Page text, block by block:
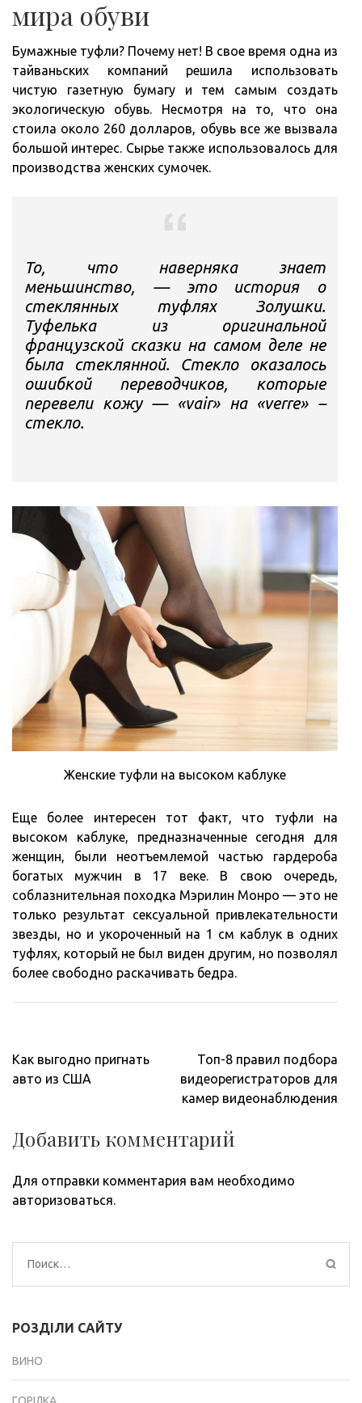
мира обуви
Бумажные туфли? Почему нет! В свое время одна из
тайваньских компаний решила использовать
чистую газетную бумагу и тем самым создать
экологическую обувь. Несмотря на то, что она
стоила около 260 долларов, обувь все же вызвала
большой интерес. Сырье также использовалось для
производства женских сумочек.
То, что наверняка знает
меньшинство, — это история о
стеклянных туфлях Золушки.
Туфелька из оригинальной
французской сказки на самом деле не
была стеклянной. Стекло оказалось
ошибкой переводчиков, которые
перевели кожу — «vair» на «verre» –
стекло.
Женские туфли на высоком каблуке
Еще более интересен тот факт, что туфли на
высоком каблуке, предназначенные сегодня для
женщин, были неотъемлемой частью гардероба
богатых мужчин в 17 веке. В свою очередь,
соблазнительная походка Мэрилин Монро — это не
только результат сексуальной привлекательности
звезды, но и укороченный на 1 см каблук в одних
туфлях, который не был виден другим, но позволял
более свободно раскачивать бедра.
Навигация
по
Как выгодно пригнать
авто из США
Топ-8 правил подбора
видеорегистраторов для
камер видеонаблюдения
Добавить комментарий
Для отправки комментария вам необходимо
авторизоваться.
Найти:
РОЗДІЛИ САЙТУ
ВИНО